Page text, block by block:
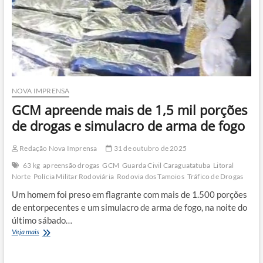
NOVA IMPRENSA
GCM apreende mais de 1,5 mil porções
de drogas e simulacro de arma de fogo
Redação Nova Imprensa
31 de outubro de 2025
63 kg apreensão drogas GCM Guarda Civil Caraguatatuba Litoral
Norte Polícia Militar Rodoviária Rodovia dos Tamoios Tráfico de Drogas
Um homem foi preso em flagrante com mais de 1.500 porções
de entorpecentes e um simulacro de arma de fogo, na noite do
último sábado…
Veja maisGCM